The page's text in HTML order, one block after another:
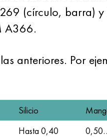
(círculo, barra)
A366.
anteriores. Por
Silicio
Hasta 0,40